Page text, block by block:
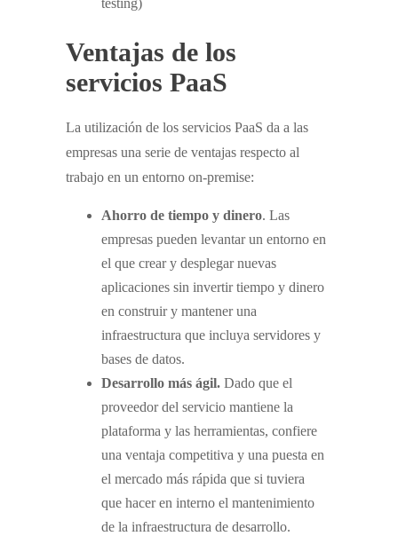
testing)
Ventajas de los
servicios PaaS
La utilización de los servicios PaaS da a las
empresas una serie de ventajas respecto al
trabajo en un entorno on-premise:
Ahorro de tiempo y dinero. Las
empresas pueden levantar un entorno en
el que crear y desplegar nuevas
aplicaciones sin invertir tiempo y dinero
en construir y mantener una
infraestructura que incluya servidores y
bases de datos.
Desarrollo más ágil. Dado que el
proveedor del servicio mantiene la
plataforma y las herramientas, confiere
una ventaja competitiva y una puesta en
el mercado más rápida que si tuviera
que hacer en interno el mantenimiento
de la infraestructura de desarrollo.